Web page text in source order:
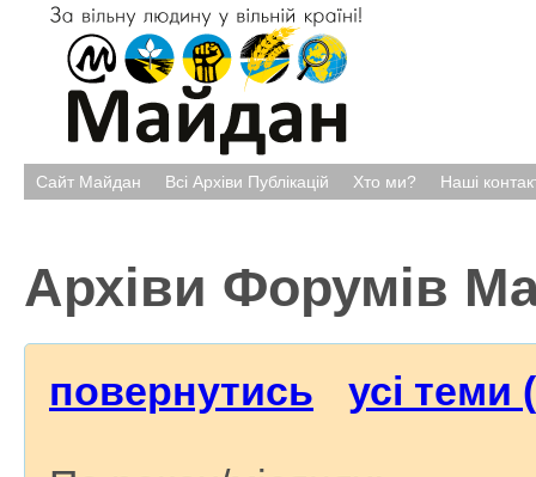
Сайт Майдан Всі Архіви Публікацій Хто ми? Наші
Архіви Форумів
повернутись усі теми